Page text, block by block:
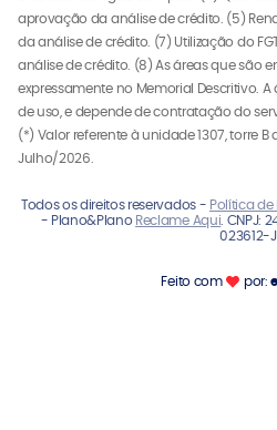
aprovação da análise de crédito. (5)
da análise de crédito. (7) Utilização do
análise de crédito. (8) As áreas que são
expressamente no Memorial Descritivo.
de uso, e depende de contratação do
(*) Valor referente à unidade 1307, torre
Julho/2026.
Todos os direitos reservados - Política
- Plano&PlanoReclame Aqui. CNPJ:
023612-J
Feito com por: